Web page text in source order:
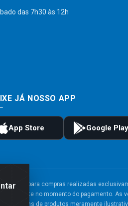
das 7h30 às 12h
JÁ NOSSO APP
válidos para compras realizadas
do site no momento do pagamento.
Imagens de produtos meramente